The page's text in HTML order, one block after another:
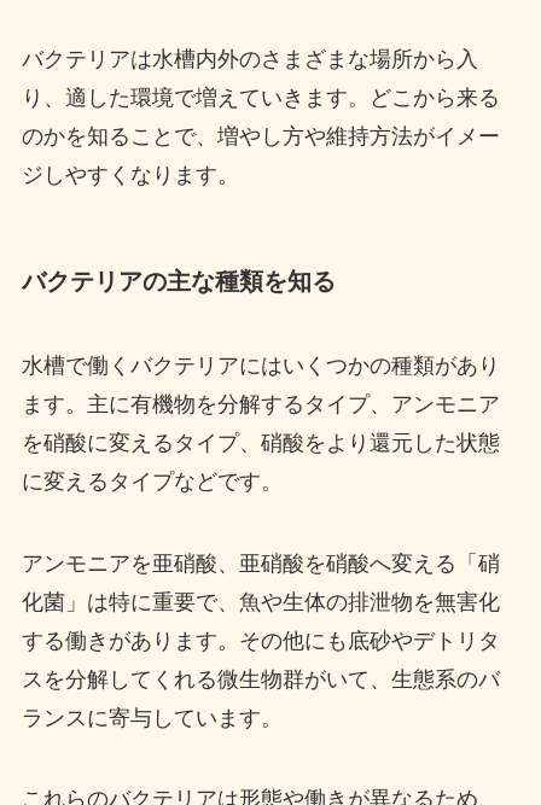
バクテリアは水槽内外のさまざまな場所から入
り、適した環境で増えていきます。どこから来る
のかを知ることで、増やし方や維持方法がイメー
ジしやすくなります。
バクテリアの主な種類を知る
水槽で働くバクテリアにはいくつかの種類があり
ます。主に有機物を分解するタイプ、アンモニア
を硝酸に変えるタイプ、硝酸をより還元した状態
に変えるタイプなどです。
アンモニアを亜硝酸、亜硝酸を硝酸へ変える「硝
化菌」は特に重要で、魚や生体の排泄物を無害化
する働きがあります。その他にも底砂やデトリタ
スを分解してくれる微生物群がいて、生態系のバ
ランスに寄与しています。
これらのバクテリアは形態や働きが異なるため、